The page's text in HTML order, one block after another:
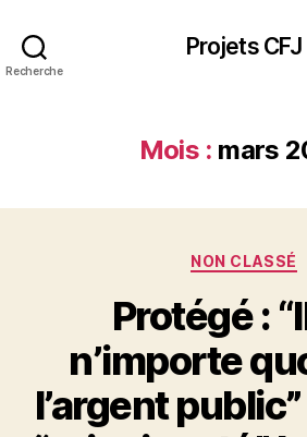
Recherche
Projets CFJ
Mois : mars
NON CLASSÉ
Protégé :
n’importe
l’argent